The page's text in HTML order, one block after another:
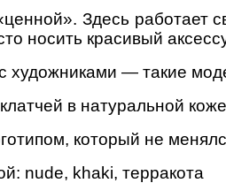
Здесь работает
носить красивый
художниками — такие
в натуральной
который не
nude, khaki, терракота